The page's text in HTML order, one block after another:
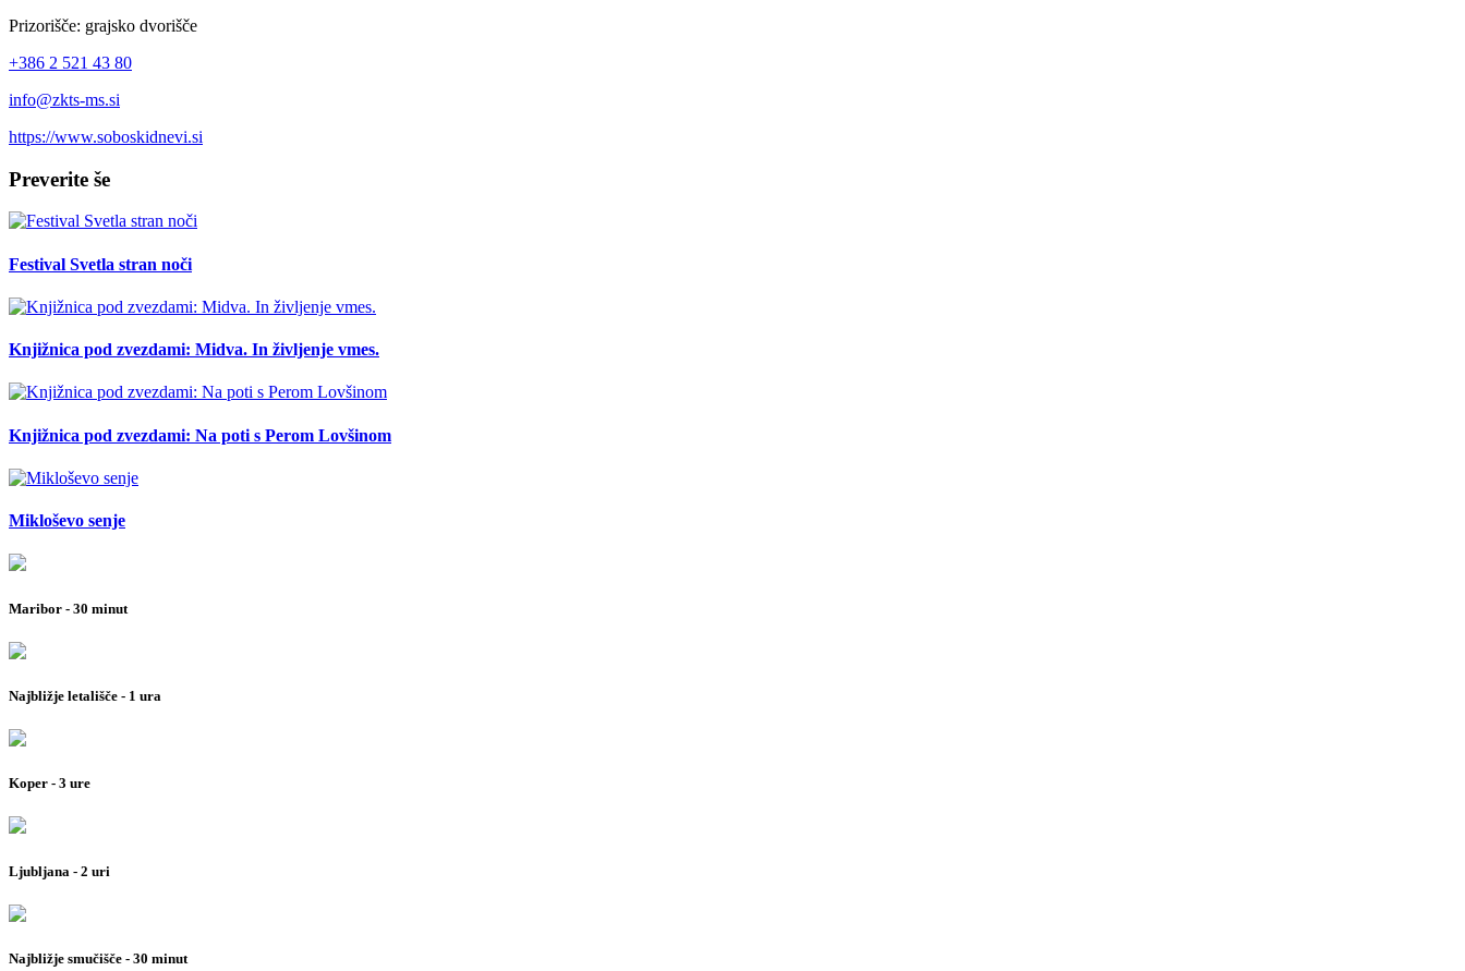
Prizorišče: grajsko dvorišče
+386 2 521 43 80
info@zkts-ms.si
https://www.soboskidnevi.si
Preverite še
Festival Svetla stran noči
Knjižnica pod zvezdami: Midva. In življenje vmes.
Knjižnica pod zvezdami: Na poti s Perom Lovšinom
Mikloševo senje
Maribor - 30 minut
Najbližje letališče - 1 ura
Koper - 3 ure
Ljubljana - 2 uri
Najbližje smučišče - 30 minut